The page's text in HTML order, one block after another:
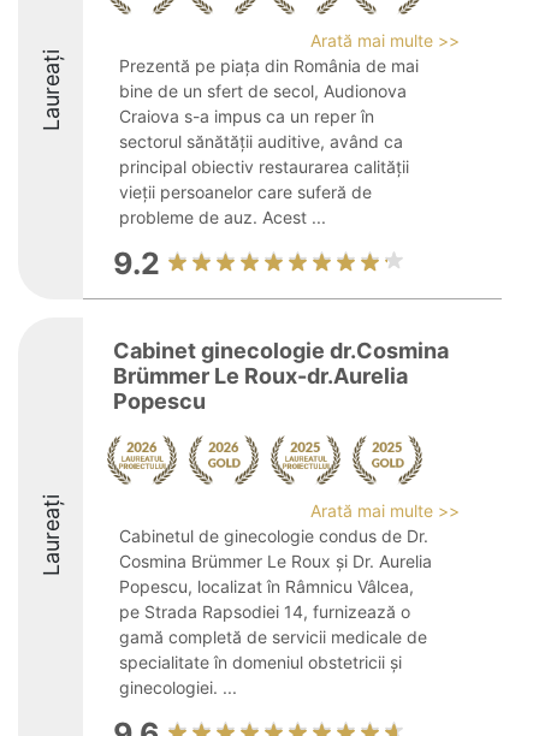
Laureați
Arată mai multe >>
Prezentă pe piața din România de mai
bine de un sfert de secol, Audionova
Craiova s-a impus ca un reper în
sectorul sănătății auditive, având ca
principal obiectiv restaurarea calității
vieții persoanelor care suferă de
probleme de auz. Acest ...
9.2
Laureați
Cabinet ginecologie dr.Cosmina
Brümmer Le Roux-dr.Aurelia
Popescu
Arată mai multe >>
Cabinetul de ginecologie condus de Dr.
Cosmina Brümmer Le Roux și Dr. Aurelia
Popescu, localizat în Râmnicu Vâlcea,
pe Strada Rapsodiei 14, furnizează o
gamă completă de servicii medicale de
specialitate în domeniul obstetricii și
ginecologiei. ...